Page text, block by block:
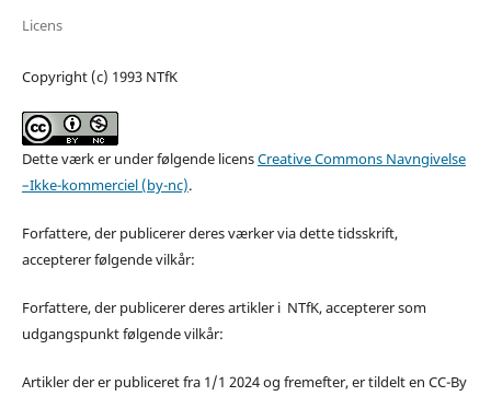
Licens
Copyright (c) 1993 NTfK
Dette værk er under følgende licensCreative Commons Navngivelse
–Ikke-kommerciel (by-nc).
Forfattere, der publicerer deres værker via dette tidsskrift,
accepterer følgende vilkår:
Forfattere, der publicerer deres artikler i NTfK, accepterer som
udgangspunkt følgende vilkår:
Artikler der er publiceret fra 1/1 2024 og fremefter, er tildelt en CC-By